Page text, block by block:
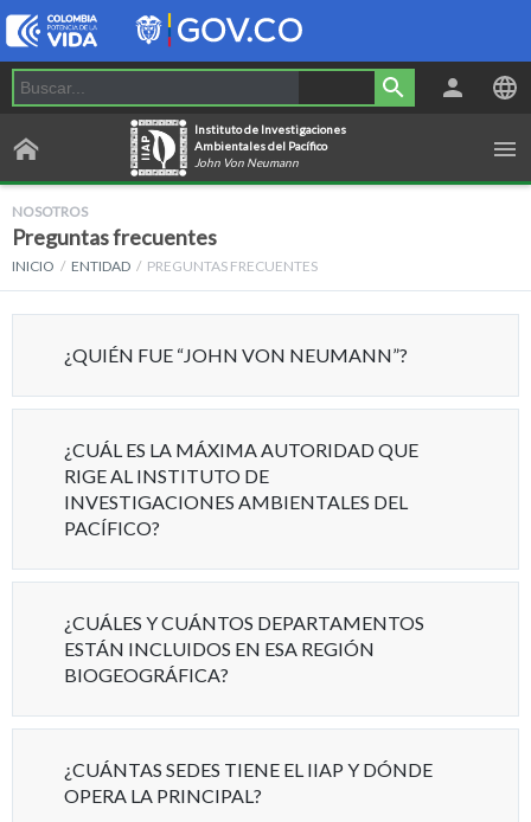
Instituto de Investigaciones
Ambientales del Pacífico
John Von Neumann
NOSOTROS
Preguntas frecuentes
INICIO ENTIDAD PREGUNTAS FRECUENTES
¿QUIÉN FUE “JOHN VON NEUMANN”?
¿CUÁL ES LA MÁXIMA AUTORIDAD QUE
RIGE AL INSTITUTO DE
INVESTIGACIONES AMBIENTALES DEL
PACÍFICO?
¿CUÁLES Y CUÁNTOS DEPARTAMENTOS
ESTÁN INCLUIDOS EN ESA REGIÓN
BIOGEOGRÁFICA?
¿CUÁNTAS SEDES TIENE EL IIAP Y DÓNDE
OPERA LA PRINCIPAL?